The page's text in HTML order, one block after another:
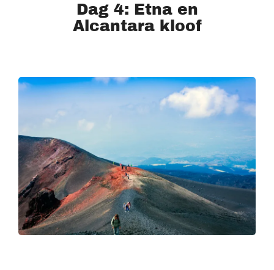
Dag 4: Etna en
Alcantara kloof